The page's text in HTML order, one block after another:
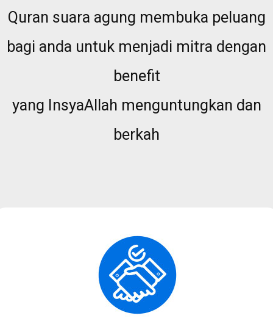
Quran suara agung membuka peluang
bagi anda untuk menjadi mitra dengan
benefit
yang InsyaAllah menguntungkan dan
berkah